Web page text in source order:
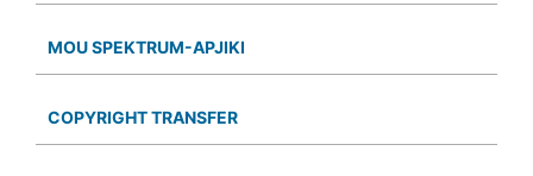
MOU SPEKTRUM-APJIKI
COPYRIGHT TRANSFER